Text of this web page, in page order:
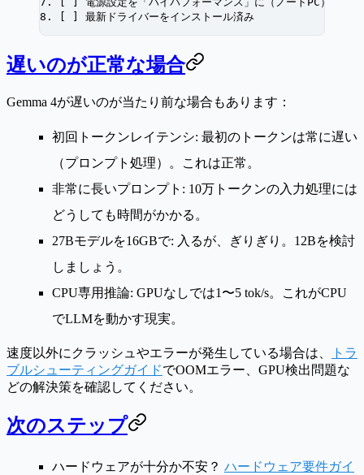
8. [ ] 最新ドライバーをインストール済み
遅いのが正常な場合
Gemma 4が遅いのが当たり前な場合もあります：
初回トークンレイテンシ: 最初のトークンは常に遅い
（プロンプト処理）。これは正常。
非常に長いプロンプト : 10万トークンの入力処理には
どうしても時間がかかる。
27Bモデルを16GBで: 入るが、ぎりぎり。12Bを検討
しましょう。
CPU専用推論: GPUなしでは1〜5 tok/s。これがCPU
でLLMを動かす現実。
速度以外にクラッシュやエラーが発生している場合は、
トラ
ブルシューティングガイドでOOMエラー、GPU検出問題な
どの解決策を確認してください。
次のステップ
ハードウェアが十分か不安？ ハードウェア要件ガイ